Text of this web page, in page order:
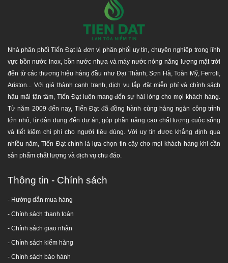
Nhà phân phối Tiến Đạt là đơn vị phân phối uy tín, chuyên nghiệp trong lĩnh
vực bồn nước inox, bồn nước nhựa và máy nước nóng năng lượng mặt trời
đến từ các thương hiệu hàng đầu như Đại Thành, Sơn Hà, Toàn Mỹ, Ferroli,
Ariston... Với giá thành cạnh tranh, dịch vụ lắp đặt miễn phí và chính sách
hậu mãi tận tâm, Tiến Đạt luôn mang đến sự hài lòng cho mọi khách hàng.
Từ năm 2009 đến nay, Tiến Đạt đã đồng hành cùng hàng ngàn công trình
lớn nhỏ, từ dân dụng đến dự án, góp phần nâng cao chất lượng cuộc sống
và tiết kiệm chi phí cho người tiêu dùng. Với uy tín được khẳng định qua
nhiều năm, Tiến Đạt chính là lựa chọn tin cậy cho mọi khách hàng khi cần
sản phẩm chất lượng và dịch vụ chu đáo.
Thông tin - Chính sách
- Hướng dẫn mua hàng
- Chính sách thanh toán
- Chính sách giao nhận
- Chính sách kiểm hàng
- Chính sách bảo hành